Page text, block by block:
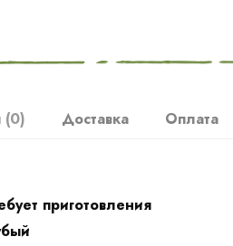
(0) Доставка Оплата
приготовления